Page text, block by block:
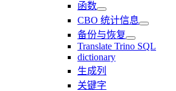
函数
CBO 统计信息
备份与恢复
Translate Trino SQL
dictionary
生成列
关键字